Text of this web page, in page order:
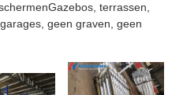
terrassen,
geen graven, geen